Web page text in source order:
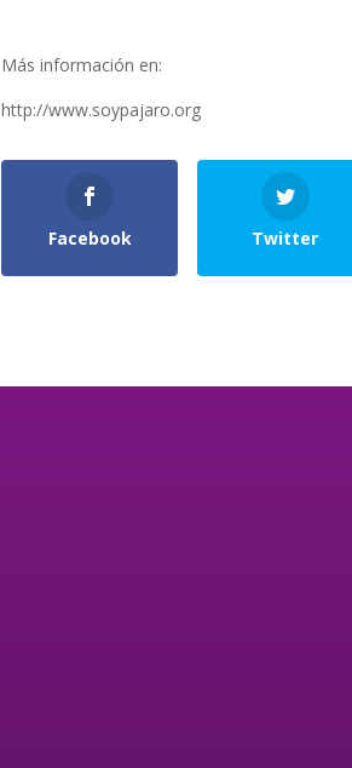
Más información en:
http://www.soypajaro.org
Facebook Twitter